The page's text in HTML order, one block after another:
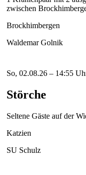
zwischen
Brockhimbergen
Waldemar Golnik
So, 02.08.26 – 14:55
Störche
Seltene Gäste auf der
Katzien
SU Schulz